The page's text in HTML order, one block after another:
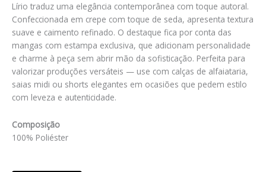
Lírio traduz uma elegância contemporânea com toque autoral.
Confeccionada em crepe com toque de seda, apresenta textura
suave e caimento refinado. O destaque fica por conta das
mangas com estampa exclusiva, que adicionam personalidade
e charme à peça sem abrir mão da sofisticação. Perfeita para
valorizar produções versáteis — use com calças de alfaiataria,
saias midi ou shorts elegantes em ocasiões que pedem estilo
com leveza e autenticidade.
Composição
100% Poliéster